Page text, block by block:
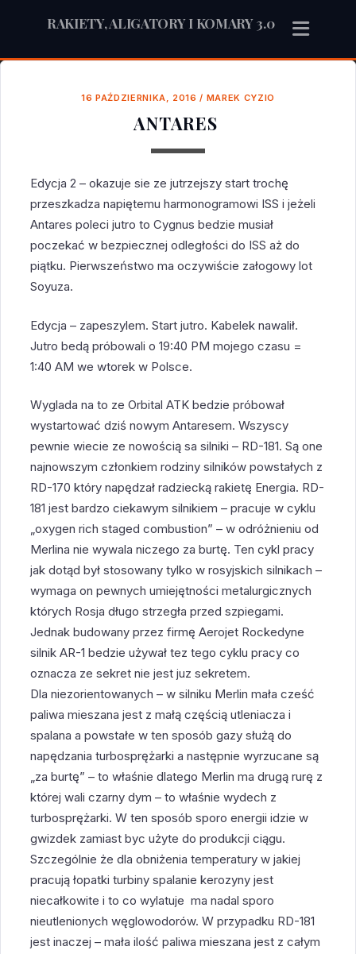
RAKIETY, ALIGATORY I KOMARY 3.0
16 PAŹDZIERNIKA, 2016 / MAREK CYZIO
ANTARES
Edycja 2 – okazuje sie ze jutrzejszy start trochę
przeszkadza napiętemu harmonogramowi ISS i jeżeli
Antares poleci jutro to Cygnus bedzie musiał
poczekać w bezpiecznej odległości do ISS aż do
piątku. Pierwszeństwo ma oczywiście załogowy lot
Soyuza.
Edycja – zapeszylem. Start jutro. Kabelek nawalił.
Jutro bedą próbowali o 19:40 PM mojego czasu =
1:40 AM we wtorek w Polsce.
Wyglada na to ze Orbital ATK bedzie próbował
wystartować dziś nowym Antaresem. Wszyscy
pewnie wiecie ze nowością sa silniki – RD-181. Są one
najnowszym członkiem rodziny silników powstałych z
RD-170 który napędzał radziecką rakietę Energia. RD-
181 jest bardzo ciekawym silnikiem – pracuje w cyklu
„oxygen rich staged combustion” – w odróżnieniu od
Merlina nie wywala niczego za burtę. Ten cykl pracy
jak dotąd był stosowany tylko w rosyjskich silnikach –
wymaga on pewnych umiejętności metalurgicznych
których Rosja długo strzegła przed szpiegami.
Jednak budowany przez firmę Aerojet Rockedyne
silnik AR-1 bedzie używał tez tego cyklu pracy co
oznacza ze sekret nie jest juz sekretem.
Dla niezorientowanych – w silniku Merlin mała cześć
paliwa mieszana jest z małą częścią utleniacza i
spalana a powstałe w ten sposób gazy służą do
napędzania turbosprężarki a następnie wyrzucane są
„za burtę” – to właśnie dlatego Merlin ma drugą rurę z
której wali czarny dym – to właśnie wydech z
turbosprężarki. W ten sposób sporo energii idzie w
gwizdek zamiast byc użyte do produkcji ciągu.
Szczególnie że dla obniżenia temperatury w jakiej
pracują łopatki turbiny spalanie kerozyny jest
niecałkowite i to co wylatuje ma nadal sporo
nieutlenionych węglowodorów. W przypadku RD-181
jest inaczej – mała ilość paliwa mieszana jest z całym